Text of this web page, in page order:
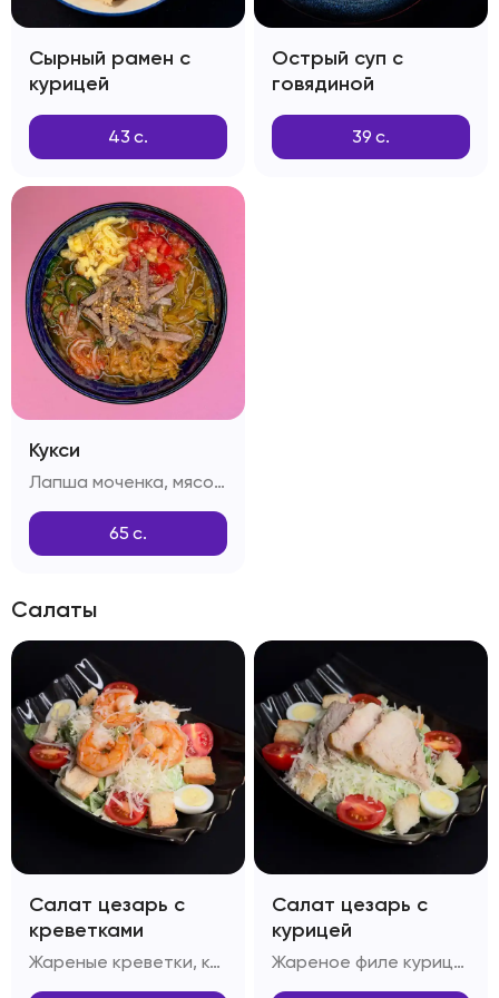
Сырный рамен с
курицей
43 с.
Острый суп с
говядиной
39 с.
Кукси
Лапша моченка, мясо вырезка, капуста, огурцы, болгарский перец, яичный омлет, редиска, помидоры, секретный бульон , зелень, кунжут
65 с.
Салаты
Салат цезарь с
креветками
Жареные креветки, капуста Пекинская, яйцо перепелиное, помидоры Черри, багет, сыр Пармезан, масло оливковое, соус Цезарь
Салат цезарь с
курицей
Жареное филе курицы, капуста Пекинская, яйцо перепелиное, помидоры Черри, сыр Пармезан, масло оливковое, багет, соус Цезарь